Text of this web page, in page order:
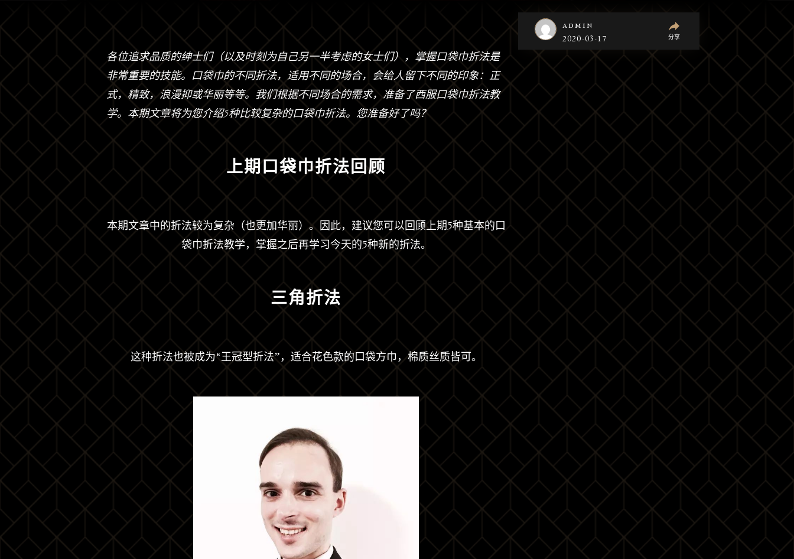
admin
2020-03-17 分享
各位追求品质的绅士们（以及时刻为自己另一半考虑的女士们），掌握口袋巾折法是
非常重要的技能。口袋巾的不同折法，适用不同的场合，会给人留下不同的印象：正
式，精致，浪漫抑或华丽等等。我们根据不同场合的需求，准备了西服口袋巾折法教
学。本期文章将为您介绍5种比较复杂的口袋巾折法。您准备好了吗？
上期口袋巾折法回顾
本期文章中的折法较为复杂（也更加华丽）。因此，建议您可以回顾上期5种基本的口
袋巾折法教学 ，掌握之后再学习今天的5种新的折法。
三角折法
这种折法也被成为“王冠型折法”，适合花色款的口袋方巾，棉质丝质皆可。